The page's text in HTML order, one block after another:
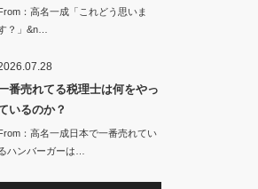
：高名一成「これどう思いま
？」&n…
番売れてる税理士は何をやっ
いるのか？
：高名一成日本で一番売れてい
ハンバーガーは…